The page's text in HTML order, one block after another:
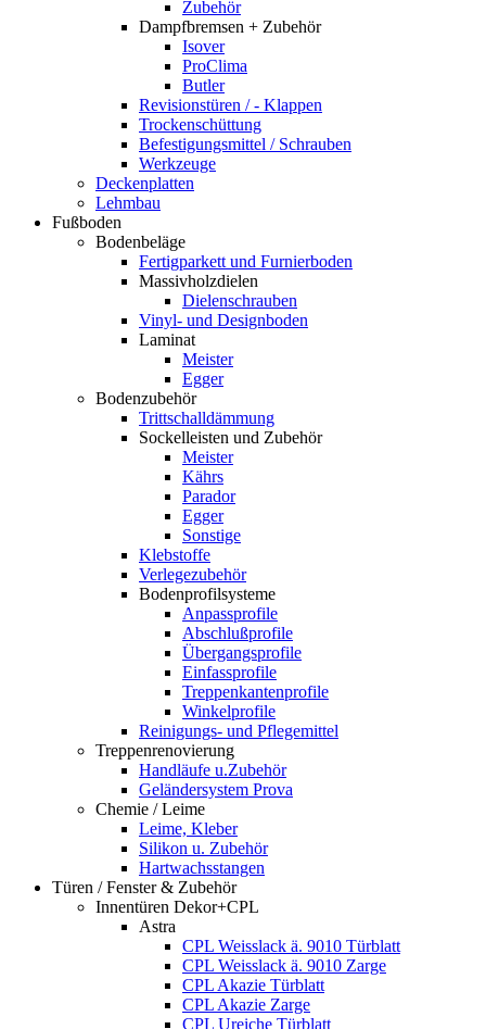
Zubehör
Dampfbremsen + Zubehör
Isover
ProClima
Butler
Revisionstüren / - Klappen
Trockenschüttung
Befestigungsmittel / Schrauben
Werkzeuge
Deckenplatten
Lehmbau
Fußboden
Bodenbeläge
Fertigparkett und Furnierboden
Massivholzdielen
Dielenschrauben
Vinyl- und Designboden
Laminat
Meister
Egger
Bodenzubehör
Trittschalldämmung
Sockelleisten und Zubehör
Meister
Kährs
Parador
Egger
Sonstige
Klebstoffe
Verlegezubehör
Bodenprofilsysteme
Anpassprofile
Abschlußprofile
Übergangsprofile
Einfassprofile
Treppenkantenprofile
Winkelprofile
Reinigungs- und Pflegemittel
Treppenrenovierung
Handläufe u.Zubehör
Geländersystem Prova
Chemie / Leime
Leime, Kleber
Silikon u. Zubehör
Hartwachsstangen
Türen / Fenster & Zubehör
Innentüren Dekor+CPL
Astra
CPL Weisslack ä. 9010 Türblatt
CPL Weisslack ä. 9010 Zarge
CPL Akazie Türblatt
CPL Akazie Zarge
CPL Ureiche Türblatt